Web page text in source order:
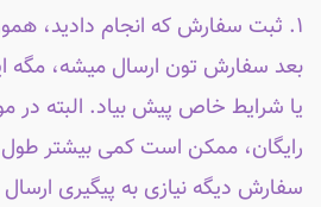
۱. ثبت سفارش که انجام دادید،
بعد سفارش تون ارسال میشه، مگه
یا شرایط خاص پیش بیاد. البته در
رایگان، ممکن است کمی بیشتر
سفارش دیگه نیازی به پیگیری